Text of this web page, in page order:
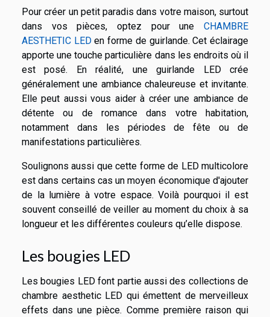
Pour créer un petit paradis dans votre maison, surtout
dans vos pièces, optez pour une CHAMBRE
AESTHETIC LEDen forme de guirlande. Cet éclairage
apporte une touche particulière dans les endroits où il
est posé. En réalité, une guirlande LED crée
généralement une ambiance chaleureuse et invitante.
Elle peut aussi vous aider à créer une ambiance de
détente ou de romance dans votre habitation,
notamment dans les périodes de fête ou de
manifestations particulières.
Soulignons aussi que cette forme de LED multicolore
est dans certains cas un moyen économique d'ajouter
de la lumière à votre espace. Voilà pourquoi il est
souvent conseillé de veiller au moment du choix à sa
longueur et les différentes couleurs qu’elle dispose.
Les bougies LED
Les bougies LED font partie aussi des collections de
chambre aesthetic LED qui émettent de merveilleux
effets dans une pièce. Comme première raison qui